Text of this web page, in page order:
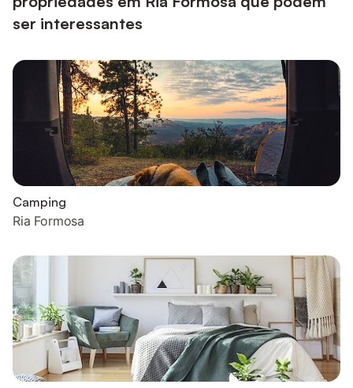
ser interessantes
Camping
Ria Formosa